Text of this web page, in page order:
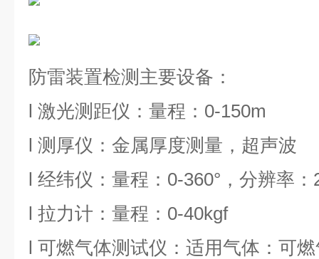
防雷装置检测主要设备：
l 激光测距仪：量程：0-150m
l 测厚仪：金属厚度测量，超声波
l 经纬仪：量程：0-360°，分辨率：
l 拉力计：量程：0-40kgf
l 可燃气体测试仪：适用气体：可